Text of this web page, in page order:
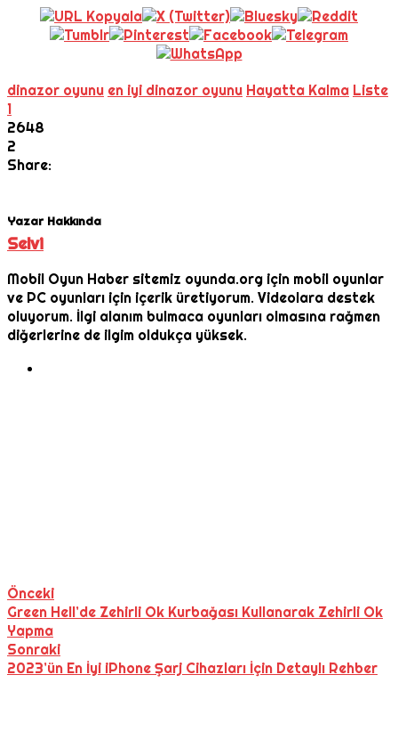
dinazor oyunu en iyi dinazor oyunu Hayatta Kalma Liste
1
2648
2
Share:
Yazar Hakkında
Selvi
Mobil Oyun Haber sitemiz oyunda.org için mobil oyunlar
ve PC oyunları için içerik üretiyorum. Videolara destek
oluyorum. İlgi alanım bulmaca oyunları olmasına rağmen
diğerlerine de ilgim oldukça yüksek.
Önceki
Green Hell’de Zehirli Ok Kurbağası Kullanarak Zehirli Ok
Yapma
Sonraki
2023’ün En İyi iPhone Şarj Cihazları İçin Detaylı Rehber